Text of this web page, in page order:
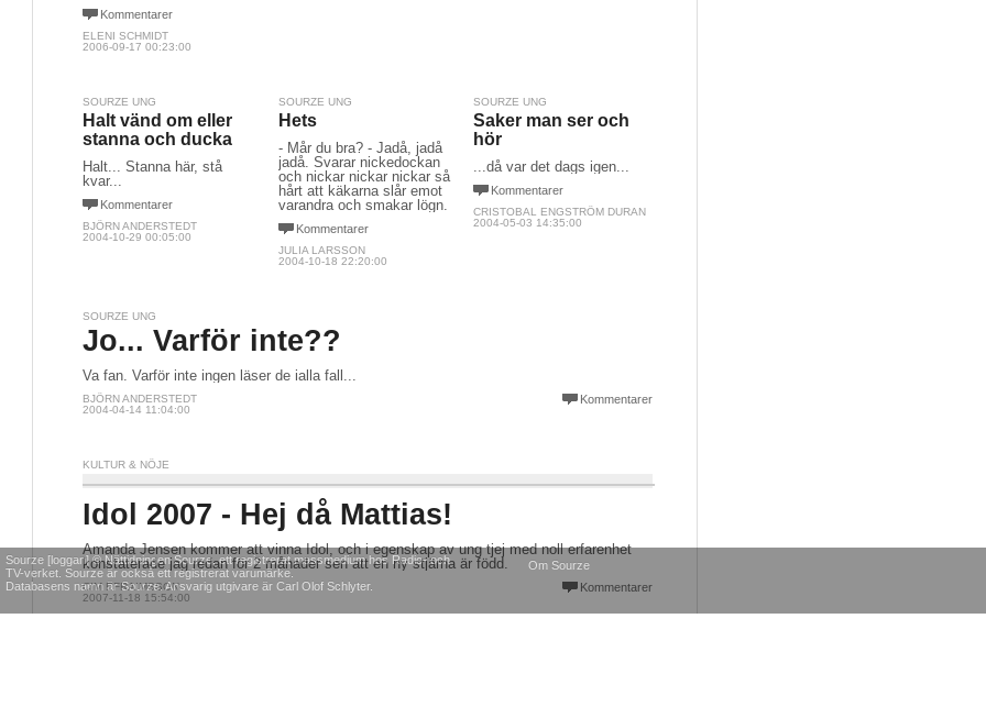
Kommentarer
ELENI SCHMIDT
2006-09-17 00:23:00
SOURZE UNG
Halt vänd om eller
stanna och ducka
Halt... Stanna här, stå
kvar...
Kommentarer
BJÖRN ANDERSTEDT
2004-10-29 00:05:00
SOURZE UNG
Hets
- Mår du bra? - Jadå, jadå
jadå. Svarar nickedockan
och nickar nickar nickar så
hårt att käkarna slår emot
varandra och smakar lögn.
Kommentarer
JULIA LARSSON
2004-10-18 22:20:00
SOURZE UNG
Saker man ser och
hör
...då var det dags igen...
Kommentarer
CRISTOBAL ENGSTRÖM DURAN
2004-05-03 14:35:00
SOURZE UNG
Jo... Varför inte??
Va fan. Varför inte ingen läser de ialla fall...
Kommentarer
BJÖRN ANDERSTEDT
2004-04-14 11:04:00
KULTUR & NÖJE
Idol 2007 - Hej då Mattias!
Amanda Jensen kommer att vinna Idol, och i egenskap av ung tjej med noll erfarenhet
konstaterade jag redan för 2 månader sen att en ny stjärna är född.
Kommentarer
CIM EFRAIMSSON
2007-11-18 15:54:00
Sourze [loggan] © Nättidningen Sourze, ett registrerat massmedium hos Radio- och
TV-verket. Sourze är också ett registrerat varumärke.
Databasens namn är Sourze. Ansvarig utgivare är Carl Olof Schlyter.
Om Sourze